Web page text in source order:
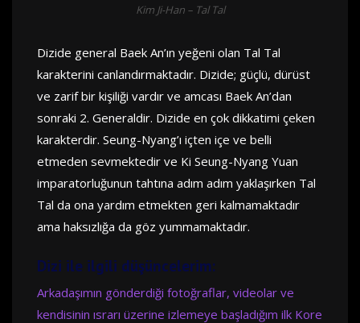
Kim Ji-Han – Tal Tal
Dizide general Baek An’ın yeğeni olan Tal Tal
karakterini canlandırmaktadır. Dizide; güçlü, dürüst
ve zarif bir kişiliği vardır ve amcası Baek An’dan
sonraki 2. Generaldir. Dizide en çok dikkatimi çeken
karakterdir. Seung-Nyang’ı içten içe ve belli
etmeden sevmektedir ve Ki Seung-Nyang Yuan
imparatorluğunun tahtına adım adım yaklaşırken Tal
Tal da ona yardım etmekten geri kalmamaktadır
ama haksızlığa da göz yummamaktadır.
Dizi ile ilgili düşüncelerim:
Arkadaşımın gönderdiği fotoğraflar, videolar ve
kendisinin ısrarı üzerine izlemeye başladığım ilk Kore